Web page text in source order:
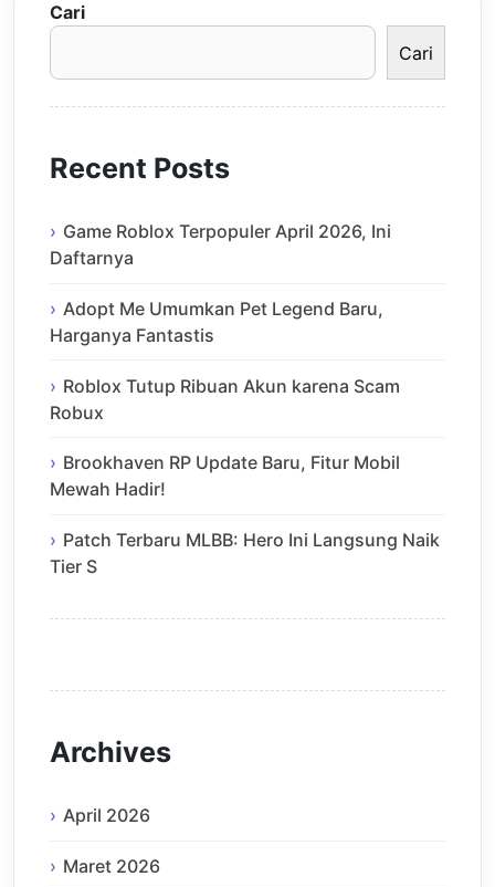
Cari
Cari
Recent Posts
Game Roblox Terpopuler April 2026, Ini
Daftarnya
Adopt Me Umumkan Pet Legend Baru,
Harganya Fantastis
Roblox Tutup Ribuan Akun karena Scam
Robux
Brookhaven RP Update Baru, Fitur Mobil
Mewah Hadir!
Patch Terbaru MLBB: Hero Ini Langsung Naik
Tier S
Archives
April 2026
Maret 2026